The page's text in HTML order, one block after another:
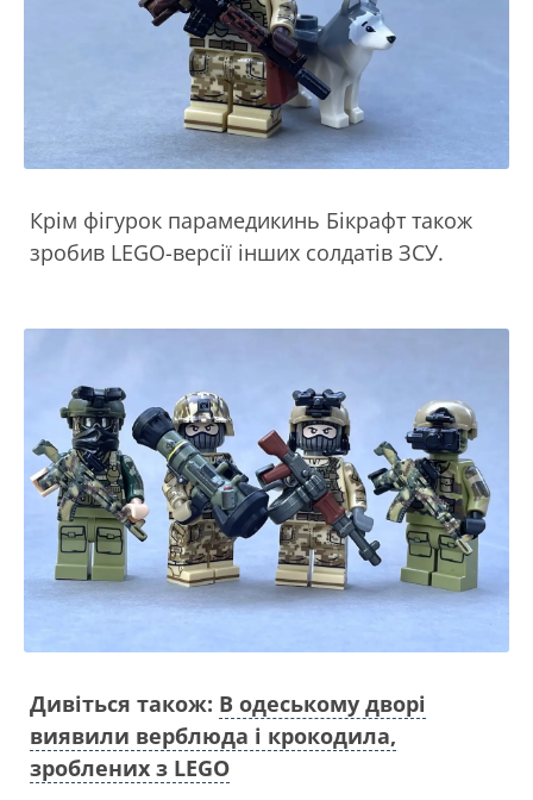
Крім фігурок парамедикинь Бікрафт також
зробив LEGO-версії інших солдатів ЗСУ.
Дивіться також: В одеському дворі
виявили верблюда і крокодила,
зроблених з LEGO